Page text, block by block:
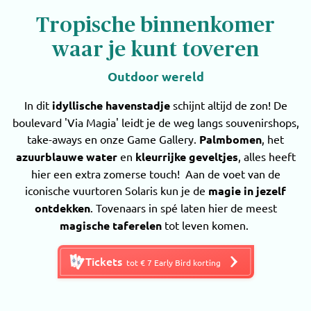
Tropische binnenkomer
waar je kunt toveren
Outdoor wereld
In dit idyllische havenstadjeschijnt altijd de zon! De
boulevard 'Via Magia' leidt je de weg langs souvenirshops,
take-aways en onze Game Gallery. Palmbomen, het
azuurblauwe wateren kleurrijke geveltjes, alles heeft
hier een extra zomerse touch! Aan de voet van de
iconische vuurtoren Solaris kun je de magie in jezelf
ontdekken. Tovenaars in spé laten hier de meest
magische taferelen tot leven komen.
Tickets tot € 7 Early Bird korting